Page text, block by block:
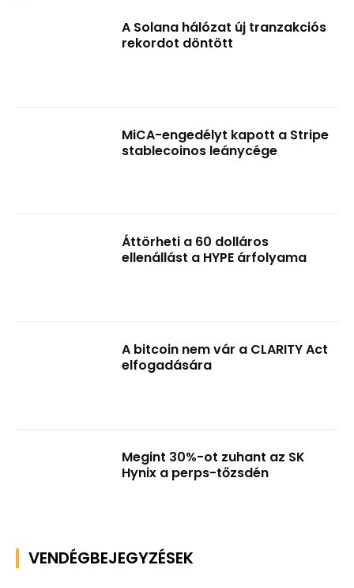
A Solana hálózat új tranzakciós
rekordot döntött
MiCA-engedélyt kapott a Stripe
stablecoinos leánycége
Áttörheti a 60 dolláros
ellenállást a HYPE árfolyama
A bitcoin nem vár a CLARITY Act
elfogadására
Megint 30%-ot zuhant az SK
Hynix a perps-tőzsdén
VENDÉGBEJEGYZÉSEK